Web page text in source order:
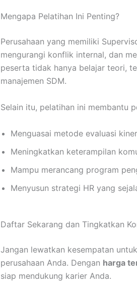
Mengapa Pelatihan Ini Penting?
Perusahaan yang memiliki
mengurangi konflik internal, dan
peserta tidak hanya belajar teori,
manajemen SDM.
Selain itu, pelatihan ini membantu
Menguasai metode evaluasi
Meningkatkan keterampilan
Mampu merancang program
Menyusun strategi HR yang
Daftar Sekarang dan Tingkatkan
Jangan lewatkan kesempatan
perusahaan Anda. Dengan harga
siap mendukung karier Anda.